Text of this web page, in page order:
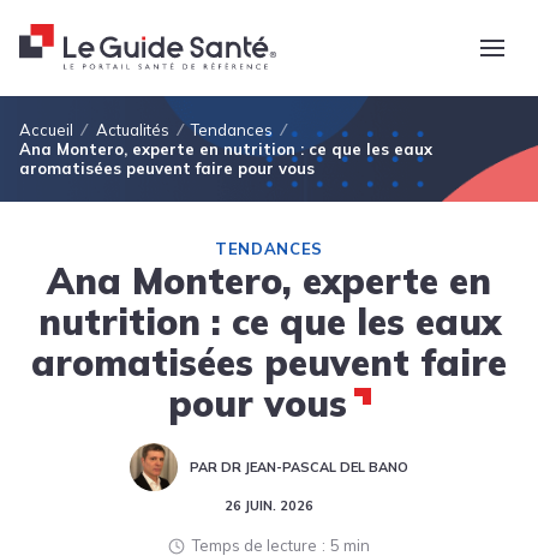
Fil d'Ariane
Accueil Actualités
Tendances
Ana Montero, experte en nutrition : ce que les eaux
aromatisées peuvent faire pour vous
TENDANCES
Ana Montero, experte en
nutrition : ce que les eaux
aromatisées peuvent faire
pour vous
PAR DR JEAN-PASCAL DEL BANO
26 JUIN. 2026
Temps de lecture 5 min